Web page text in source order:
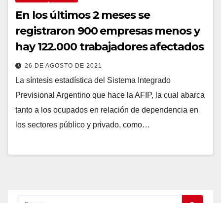
En los últimos 2 meses se
registraron 900 empresas menos y
hay 122.000 trabajadores afectados
26 DE AGOSTO DE 2021
La síntesis estadística del Sistema Integrado
Previsional Argentino que hace la AFIP, la cual abarca
tanto a los ocupados en relación de dependencia en
los sectores público y privado, como…